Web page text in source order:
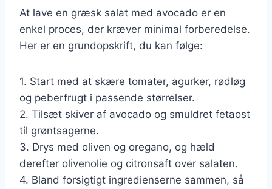
At lave en græsk salat med avocado er en
enkel proces, der kræver minimal forberedelse.
Her er en grundopskrift, du kan følge:
1. Start med at skære tomater, agurker, rødløg
og peberfrugt i passende størrelser.
2. Tilsæt skiver af avocado og smuldret fetaost
til grøntsagerne.
3. Drys med oliven og oregano, og hæld
derefter olivenolie og citronsaft over salaten.
4. Bland forsigtigt ingredienserne sammen, så